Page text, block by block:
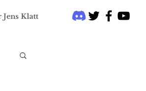
Jens Klatt